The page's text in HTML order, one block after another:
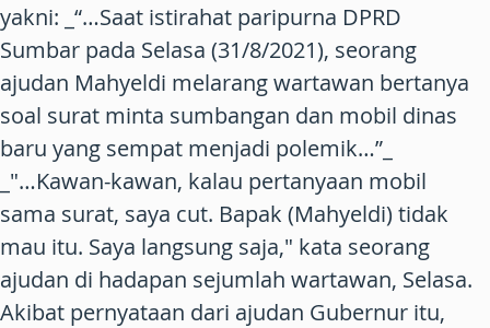
yakni: _“…Saat istirahat paripurna DPRD
Sumbar pada Selasa (31/8/2021), seorang
ajudan Mahyeldi melarang wartawan bertanya
soal surat minta sumbangan dan mobil dinas
baru yang sempat menjadi polemik…”_
_"…Kawan-kawan, kalau pertanyaan mobil
sama surat, saya cut. Bapak (Mahyeldi) tidak
mau itu. Saya langsung saja," kata seorang
ajudan di hadapan sejumlah wartawan, Selasa.
Akibat pernyataan dari ajudan Gubernur itu,